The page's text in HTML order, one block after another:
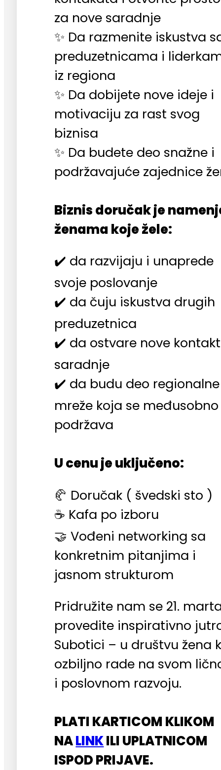
za nove saradnje
✨ Da razmenite iskustva
preduzetnicama i
iz regiona
✨ Da dobijete nove ideje i
motivaciju za rast svog
biznisa
✨ Da budete deo snažne i
podržavajuće zajednice
Biznis doručak je
ženama koje žele:
✔️ da razvijaju i unaprede
svoje poslovanje
✔️ da čuju iskustva drugih
preduzetnica
✔️ da ostvare nove
saradnje
✔️ da budu deo regionalne
mreže koja se međusobno
podržava
U cenu je uključeno:
🥐 Doručak ( švedski sto )
☕ Kafa po izboru
🤝 Vođeni networking sa
konkretnim pitanjima i
jasnom strukturom
Pridružite nam se 21.
provedite inspirativno
Subotici – u društvu žena
ozbiljno rade na svom
i poslovnom razvoju.
PLATI KARTICOM KLIKOM
NALINKILI UPLATNICOM
ISPOD PRIJAVE.